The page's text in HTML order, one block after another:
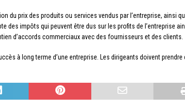
du prix des produits ou services vendus par l’entreprise, ainsi
des impôts qui peuvent être dus sur les profits de l’entreprise
d’accords commerciaux avec des fournisseurs et des clients.
à long terme d’une entreprise. Les dirigeants doivent